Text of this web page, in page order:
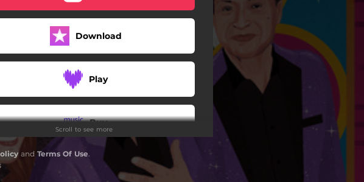
Download
Play
Buy
Download
Scroll to see more
and Terms Of Use.